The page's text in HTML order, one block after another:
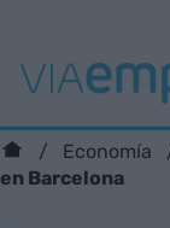
Economía
en Barcelona